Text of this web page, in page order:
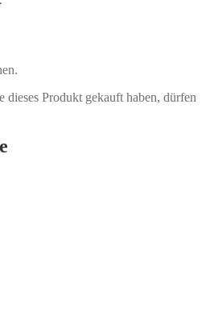
dieses Produkt gekauft haben, dürfen